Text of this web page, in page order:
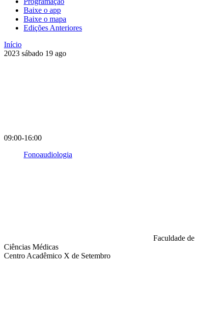
Baixe o app
Baixe o mapa
Edições Anteriores
Início
2023 sábado 19 ago
09:00-16:00
Fonoaudiologia
Faculdade de
Ciências Médicas
Centro Acadêmico X de Setembro